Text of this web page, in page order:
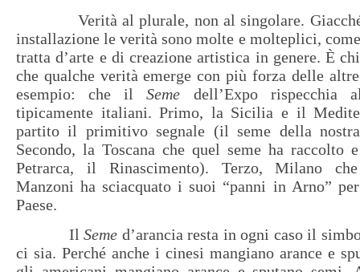
Verità al plurale, non al singolare. Giacché
installazione le verità sono molte e molteplici,
tratta d’arte e di creazione artistica in genere. È
che qualche verità emerge con più forza delle
esempio: che ilSeme dell’Expo rispecchia
tipicamente italiani. Primo, la Sicilia e il
partito il primitivo segnale (il seme della
Secondo, la Toscana che quel seme ha raccolto
Petrarca, il Rinascimento). Terzo, Milano
Manzoni ha sciacquato i suoi “panni in Arno”
Paese.
IlSeme d’arancia resta in ogni caso il
ci sia. Perché anche i cinesi mangiano arance e